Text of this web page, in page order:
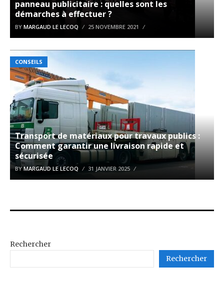
panneau publicitaire : quelles sont les
démarches à effectuer ?
BY MARGAUD LE LECOQ 25 NOVEMBRE 2021
CONSEILS
Transport de matériaux pour travaux publics :
Comment garantir une livraison rapide et
sécurisée
BYMARGAUD LE LECOQ 31 JANVIER 2025
Rechercher
Rechercher